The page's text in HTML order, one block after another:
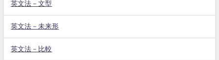
英文法－文型
英文法－未来形
英文法－比較